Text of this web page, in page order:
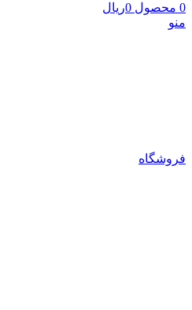
0 محصول 0ریال
منو
فروشگاه